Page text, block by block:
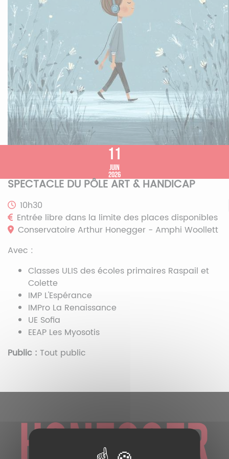
11
juin
2026
SPECTACLE DU PÔLE ART & HANDICAP
10h30
Entrée libre dans la limite des places disponibles
Conservatoire Arthur Honegger - Amphi Woollett
Avec :
Classes ULIS des écoles primaires Raspail et
Colette
IMP L'Espérance
IMPro La Renaissance
UE Sofia
EEAP Les Myosotis
Public : Tout public